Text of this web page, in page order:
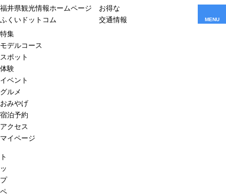
福井県観光情報ホームページ
ふくいドットコム
お得な
交通情報
MENU
特集
モデルコース
スポット
体験
イベント
グルメ
おみやげ
宿泊予約
アクセス
マイページ
ト
ッ
プ
ペ